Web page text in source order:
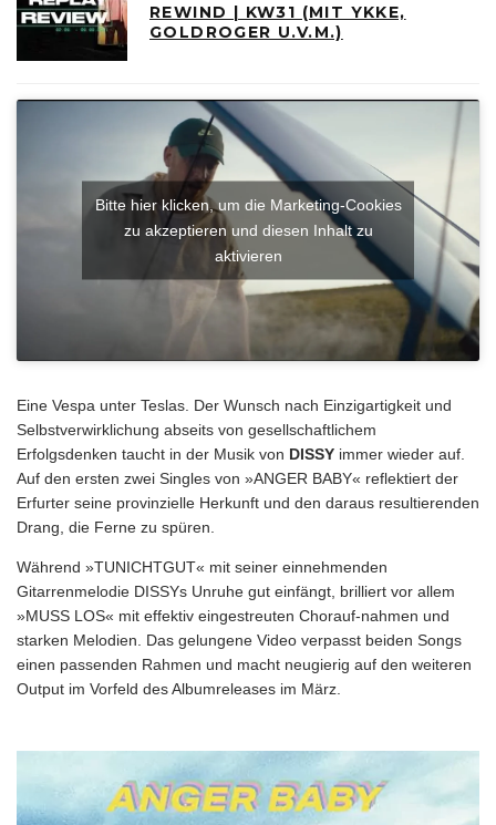
REWIND | KW31 (MIT YKKE,
GOLDROGER U.V.M.)
Bitte hier klicken, um die Marketing-Cookies
zu akzeptieren und diesen Inhalt zu
aktivieren
Eine Vespa unter Teslas. Der Wunsch nach Einzigartigkeit und
Selbstverwirklichung abseits von gesellschaftlichem
Erfolgsdenken taucht in der Musik von DISSY immer wieder auf.
Auf den ersten zwei Singles von »ANGER BABY« reflektiert der
Erfurter seine provinzielle Herkunft und den daraus resultierenden
Drang, die Ferne zu spüren.
Während »TUNICHTGUT« mit seiner einnehmenden
Gitarrenmelodie DISSYs Unruhe gut einfängt, brilliert vor allem
»MUSS LOS« mit effektiv eingestreuten Chorauf-nahmen und
starken Melodien. Das gelungene Video verpasst beiden Songs
einen passenden Rahmen und macht neugierig auf den weiteren
Output im Vorfeld des Albumreleases im März.